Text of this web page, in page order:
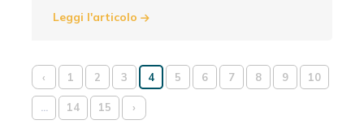
Leggi l'articolo
‹ 1 2 3 4 5 6 7 8 9 10
14 15 ›